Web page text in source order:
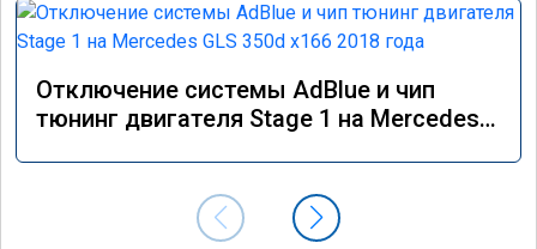
Отключение системы AdBlue и чип
тюнинг двигателя Stage 1 на Mercedes